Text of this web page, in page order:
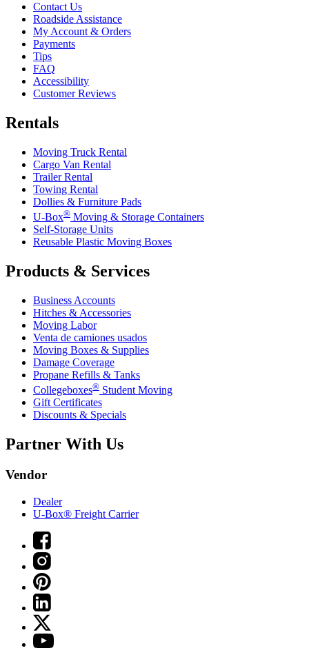
Contact Us
Roadside Assistance
My Account & Orders
Payments
Tips
FAQ
Accessibility
Customer Reviews
Rentals
Moving Truck Rental
Cargo Van Rental
Trailer Rental
Towing Rental
Dollies & Furniture Pads
U-Box® Moving & Storage Containers
Self-Storage Units
Reusable Plastic Moving Boxes
Products & Services
Business Accounts
Hitches & Accessories
Moving Labor
Venta de camiones usados
Moving Boxes & Supplies
Damage Coverage
Propane Refills & Tanks
Collegeboxes® Student Moving
Gift Certificates
Discounts & Specials
Partner With Us
Vendor
Dealer
U-Box® Freight Carrier